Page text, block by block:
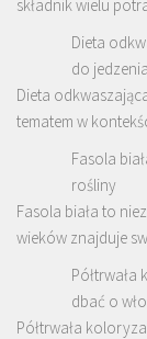
składnik wielu
Dieta
do jedzenia
Dieta
tematem w
Fasola
rośliny
Fasola biała to
wieków znajduje
dbać o
Półtrwała